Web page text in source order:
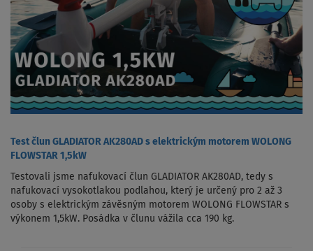
Test člun GLADIATOR AK280AD s elektrickým motorem WOLONG
FLOWSTAR 1,5kW
Testovali jsme nafukovací člun GLADIATOR AK280AD, tedy s
nafukovací vysokotlakou podlahou, který je určený pro 2 až 3
osoby s elektrickým závěsným motorem WOLONG FLOWSTAR s
výkonem 1,5kW. Posádka v člunu vážila cca 190 kg.